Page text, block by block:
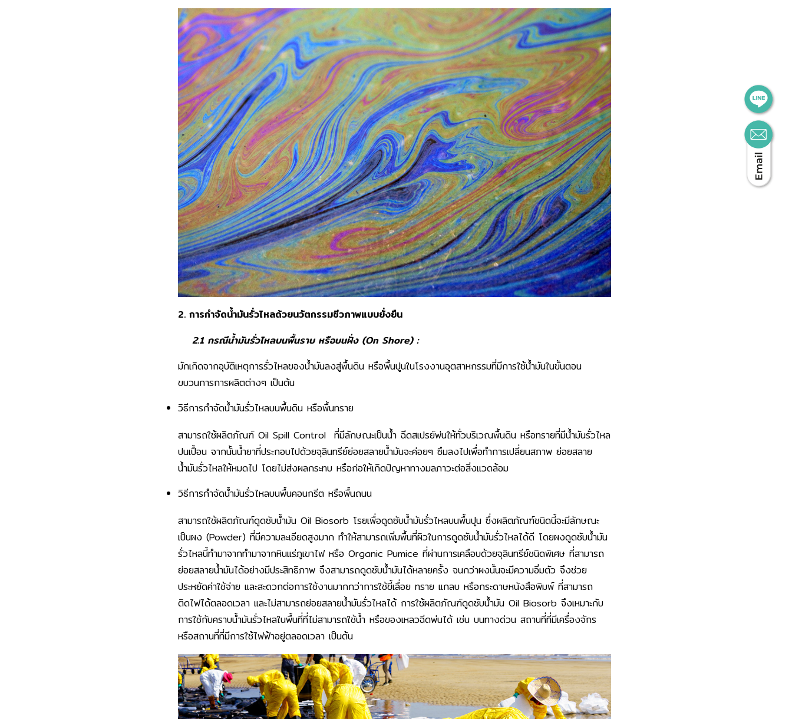
2. การกำจัดน้ำมันรั่วไหลด้วยนวัตกรรมชีวภาพแบบยั่งยืน
2.1 กรณีน้ำมันรั่วไหลบนพื้นราบ หรือบนฝั่ง (On Shore) :
มักเกิดจากอุบัติเหตุการรั่วไหลของน้ำมันลงสู่พื้นดิน หรือพื้นปูนในโรงงานอุตสาหกรรมที่มีการใช้น้ำมันในขั้นตอน
ขบวนการการผลิตต่างๆ เป็นต้น
วิธีการกำจัดน้ำมันรั่วไหลบนพื้นดิน หรือพื้นทราย
สามารถใช้ผลิตภัณฑ์ Oil Spill Control ที่มีลักษณะเป็นน้ำ ฉีดสเปรย์พ่นให้ทั่วบริเวณพื้นดิน หรือทรายที่มีน้ำมันรั่วไหล
ปนเปื้อน จากนั้นน้ำยาที่ประกอบไปด้วยจุลินทรีย์ย่อยสลายน้ำมันจะค่อยๆ ซึมลงไปเพื่อทำการเปลี่ยนสภาพ ย่อยสลาย
น้ำมันรั่วไหลให้หมดไป โดยไม่ส่งผลกระทบ หรือก่อให้เกิดปัญหาทางมลภาวะต่อสิ่งแวดล้อม
วิธีการกำจัดน้ำมันรั่วไหลบนพื้นคอนกรีต หรือพื้นถนน
สามารถใช้ผลิตภัณฑ์ดูดซับน้ำมัน Oil Biosorb โรยเพื่อดูดซับน้ำมันรั่วไหลบนพื้นปูน ซึ่งผลิตภัณฑ์ชนิดนี้จะมีลักษณะ
เป็นผง (Powder) ที่มีความละเอียดสูงมาก ทำให้สามารถเพิ่มพื้นที่ผิวในการดูดซับน้ำมันรั่วไหลได้ดี โดยผงดูดซับน้ำมัน
รั่วไหลนี้ทำมาจากทำมาจากหินแร่ภูเขาไฟ หรือ Organic Pumice ที่ผ่านการเคลือบด้วยจุลินทรีย์ชนิดพิเศษ ที่สามารถ
ย่อยสลายน้ำมันได้อย่างมีประสิทธิภาพ จึงสามารถดูดซับน้ำมันได้หลายครั้ง จนกว่าผงนั้นจะมีความอิ่มตัว จึงช่วย
ประหยัดค่าใช้จ่าย และสะดวกต่อการใช้งานมากกว่าการใช้ขี้เลื่อย ทราย แกลบ หรือกระดาษหนังสือพิมพ์ ที่สามารถ
ติดไฟได้ตลอดเวลา และไม่สามารถย่อยสลายน้ำมันรั่วไหลได้ การใช้ผลิตภัณฑ์ดูดซับน้ำมัน Oil Biosorb จึงเหมาะกับ
การใช้กับคราบน้ำมันรั่วไหลในพื้นที่ที่ไม่สามารถใช้น้ำ หรือของเหลวฉีดพ่นได้ เช่น บนทางด่วน สถานที่ที่มีเครื่องจักร
หรือสถานที่ที่มีการใช้ไฟฟ้าอยู่ตลอดเวลา เป็นต้น